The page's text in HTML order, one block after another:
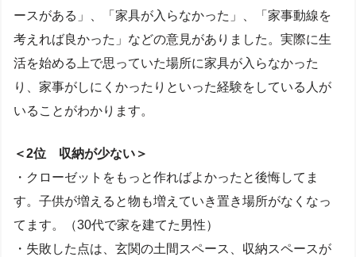
ースがある」、「家具が入らなかった」、「家事動線を
考えれば良かった」などの意見がありました。実際に生
活を始める上で思っていた場所に家具が入らなかった
り、家事がしにくかったりといった経験をしている人が
いることがわかります。
＜2位 収納が少ない＞
・クローゼットをもっと作ればよかったと後悔してま
す。子供が増えると物も増えていき置き場所がなくなっ
てます。（30代で家を建てた男性）
・失敗した点は、玄関の土間スペース、収納スペースが